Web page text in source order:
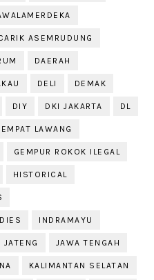
ASEMRUDUNG
DAERAH
DELI DEMAK
DIY DKI JAKARTA DL
EMPAT LAWANG
GEMPUR ROKOK ILEGAL
HISTORICAL
INDRAMAYU
JATENG JAWA TENGAH
KALIMANTAN SELATAN